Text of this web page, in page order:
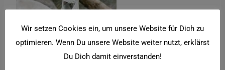
Wir setzen Cookies ein, um unsere Website für Dich zu
optimieren. Wenn Du unsere Website weiter nutzt, erklärst
Du Dich damit einverstanden!